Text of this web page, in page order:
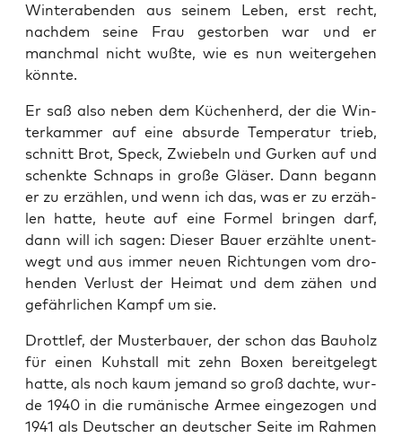
Win­ter­aben­den aus sei­nem Leben, erst recht,
nach­dem sei­ne Frau gestor­ben war und er
manch­mal nicht wuß­te, wie es nun wei­ter­ge­hen
könnte.
Er saß also neben dem Küchen­herd, der die Win­
ter­kam­mer auf eine absur­de Tem­pe­ra­tur trieb,
schnitt Brot, Speck, Zwie­beln und Gur­ken auf und
schenk­te Schnaps in gro­ße Glä­ser. Dann begann
er zu erzäh­len, und wenn ich das, was er zu erzäh­
len hat­te, heu­te auf eine For­mel brin­gen darf,
dann will ich sagen: Die­ser Bau­er erzähl­te unent­
wegt und aus immer neu­en Rich­tun­gen vom dro­
hen­den Ver­lust der Hei­mat und dem zähen und
gefähr­li­chen Kampf um sie.
Drott­lef, der Mus­ter­bau­er, der schon das Bau­holz
für einen Kuh­stall mit zehn Boxen bereit­ge­legt
hat­te, als noch kaum jemand so groß dach­te, wur­
de 1940 in die rumä­ni­sche Armee ein­ge­zo­gen und
1941 als Deut­scher an deut­scher Sei­te im Rah­men